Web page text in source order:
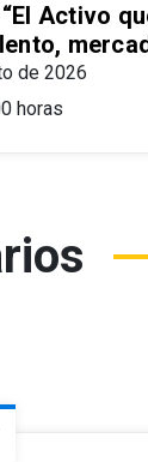
Activo
de 2026
horas